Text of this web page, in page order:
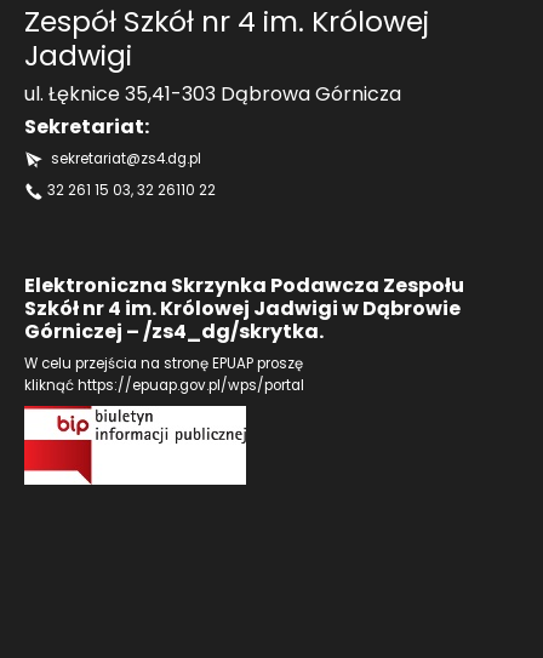
Zespół Szkół nr 4 im. Królowej
Jadwigi
ul. Łęknice 35,41-303 Dąbrowa Górnicza
Sekretariat:
sekretariat@zs4.dg.pl
32 261 15 03, 32 26110 22
Elektroniczna Skrzynka Podawcza Zespołu
Szkół nr 4 im. Królowej Jadwigi w Dąbrowie
Górniczej – /zs4_dg/skrytka.
W celu przejścia na stronę EPUAP proszę
kliknąćhttps://epuap.gov.pl/wps/portal